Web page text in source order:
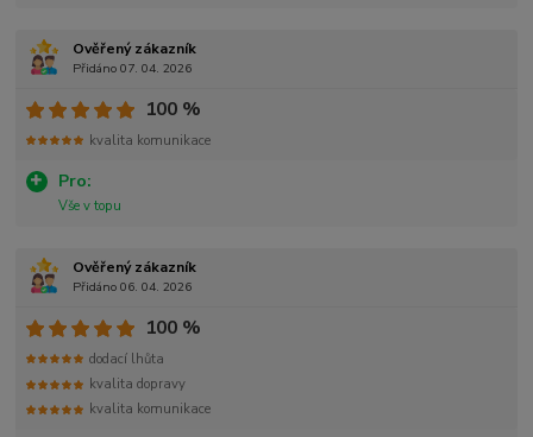
Ověřený zákazník
Přidáno 07. 04. 2026
Pro:
Vše v topu
100 %
kvalita komunikace
Ověřený zákazník
Přidáno 06. 04. 2026
100 %
dodací lhůta
kvalita dopravy
kvalita komunikace